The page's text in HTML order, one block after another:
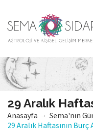
29 Aralık
Anasayfa
Sema'nın
29 Aralık Haftasının